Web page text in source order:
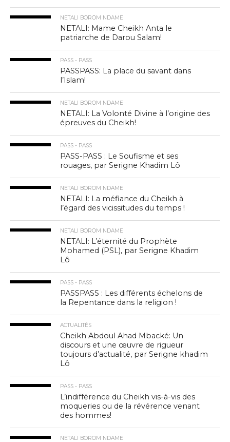
NETALI BOROM NDAME
NETALI: Mame Cheikh Anta le
patriarche de Darou Salam!
PASS - PASS
PASSPASS: La place du savant dans
l’Islam!
NETALI BOROM NDAME
NETALI: La Volonté Divine à l’origine des
épreuves du Cheikh!
PASS - PASS
PASS-PASS : Le Soufisme et ses
rouages, par Serigne Khadim Lô
NETALI BOROM NDAME
NETALI: La méfiance du Cheikh à
l’égard des vicissitudes du temps !
NETALI BOROM NDAME
NETALI: L’éternité du Prophète
Mohamed (PSL), par Serigne Khadim
Lô
PASS - PASS
PASSPASS : Les différents échelons de
la Repentance dans la religion !
ACTUALITÉS
Cheikh Abdoul Ahad Mbacké: Un
discours et une œuvre de rigueur
toujours d’actualité, par Serigne khadim
Lô
PASS - PASS
L’indifférence du Cheikh vis-à-vis des
moqueries ou de la révérence venant
des hommes!
NETALI BOROM NDAME